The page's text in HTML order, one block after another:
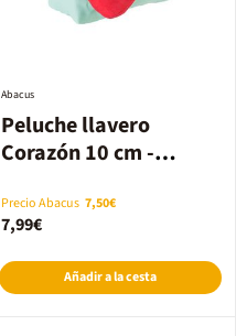
Peluche llavero
Corazón 10 cm -
Abacus
Precio Abacus 7,50€
7,99€
Añadir a la cesta